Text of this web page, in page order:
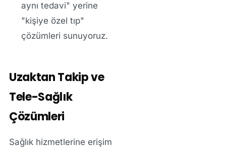
aynı tedavi" yerine
"kişiye özel tıp"
çözümleri sunuyoruz.
Uzaktan Takip ve
Tele-Sağlık
Çözümleri
Sağlık hizmetlerine erişim